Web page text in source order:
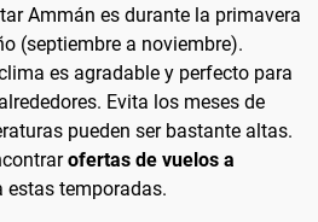
Ammán es durante la primavera
(septiembre a noviembre).
es agradable y perfecto para
Evita los meses de
pueden ser bastante altas.
ofertas de vuelos a
estas temporadas.